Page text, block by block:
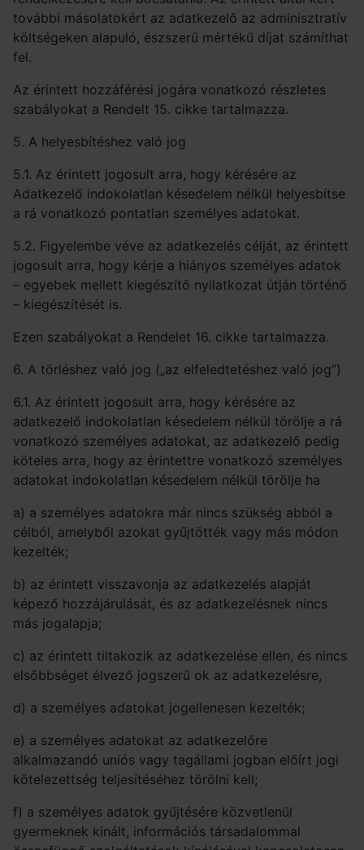
további másolatokért az adatkezelő az adminisztratív
költségeken alapuló, észszerű mértékű díjat számíthat
fel.
Az érintett hozzáférési jogára vonatkozó részletes
szabályokat a Rendelt 15. cikke tartalmazza.
5. A helyesbítéshez való jog
5.1. Az érintett jogosult arra, hogy kérésére az
Adatkezelő indokolatlan késedelem nélkül helyesbítse
a rá vonatkozó pontatlan személyes adatokat.
5.2. Figyelembe véve az adatkezelés célját, az érintett
jogosult arra, hogy kérje a hiányos személyes adatok
– egyebek mellett kiegészítő nyilatkozat útján történő
– kiegészítését is.
Ezen szabályokat a Rendelet 16. cikke tartalmazza.
6. A törléshez való jog („az elfeledtetéshez való jog”)
6.1. Az érintett jogosult arra, hogy kérésére az
adatkezelő indokolatlan késedelem nélkül törölje a rá
vonatkozó személyes adatokat, az adatkezelő pedig
köteles arra, hogy az érintettre vonatkozó személyes
adatokat indokolatlan késedelem nélkül törölje ha
a) a személyes adatokra már nincs szükség abból a
célból, amelyből azokat gyűjtötték vagy más módon
kezelték;
b) az érintett visszavonja az adatkezelés alapját
képező hozzájárulását, és az adatkezelésnek nincs
más jogalapja;
c) az érintett tiltakozik az adatkezelése ellen, és nincs
elsőbbséget élvező jogszerű ok az adatkezelésre,
d) a személyes adatokat jogellenesen kezelték;
e) a személyes adatokat az adatkezelőre
alkalmazandó uniós vagy tagállami jogban előírt jogi
kötelezettség teljesítéséhez törölni kell;
f) a személyes adatok gyűjtésére közvetlenül
gyermeknek kínált, információs társadalommal